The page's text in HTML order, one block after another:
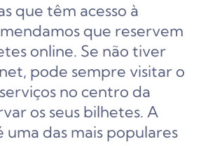
que têm acesso à
que reservem
online. Se não tiver
pode sempre visitar o
no centro da
os seus bilhetes. A
uma das mais populares